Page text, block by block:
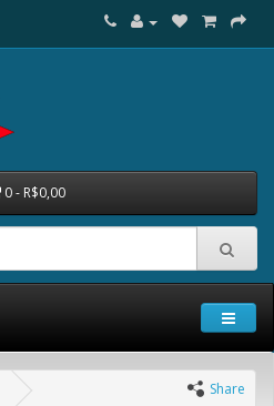
0 - R$0,00
Share